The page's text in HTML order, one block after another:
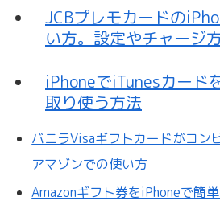
JCBプレモカードの
い方。設定やチャージ
iPhoneでiTunesカード
取り使う方法
バニラVisaギフトカードがコン
アマゾンでの使い方
Amazonギフト券をiPhoneで簡